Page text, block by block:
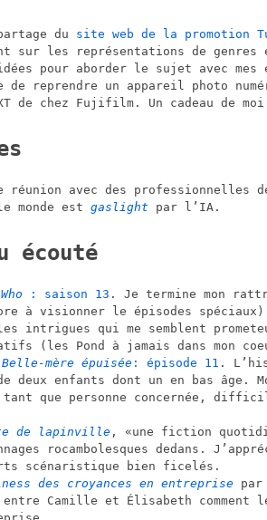
du site web de la promotion
sur les représentations de genres
pour aborder le sujet avec mes
de reprendre un appareil photo
XT de chez Fujifilm. Un cadeau de
réunion avec des professionnelles
monde est gaslight par l’IA.
écouté
: saison 13 . Je termine mon
à visionner le épisodes
intrigues qui me semblent
(les Pond à jamais dans mon
mère épuisée : épisode 11 .
deux enfants dont un en bas âge.
tant que personne concernée,
de lapinville, une fiction
rocambolesques dedans.
scénaristique bien ficelés.
des croyances en entreprise par
entre Camille et Élisabeth comment